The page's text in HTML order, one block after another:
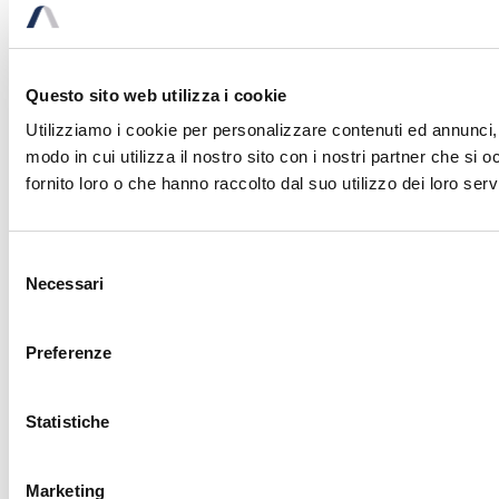
Questo sito web utilizza i cookie
Utilizziamo i cookie per personalizzare contenuti ed
modo in cui utilizza il nostro sito con i nostri partner che si
fornito loro o che hanno raccolto dal suo utilizzo dei loro
delNecessari
Preferenze
Statistiche
Marketing